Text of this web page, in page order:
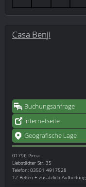
Casa Benji
Buchungsanfrage
Internetseite
Geografische Lage
01796 Pirna
Liebstädter Str. 35
Telefon: 03501 4917528
12 Betten + zusätzlich Aufbettung